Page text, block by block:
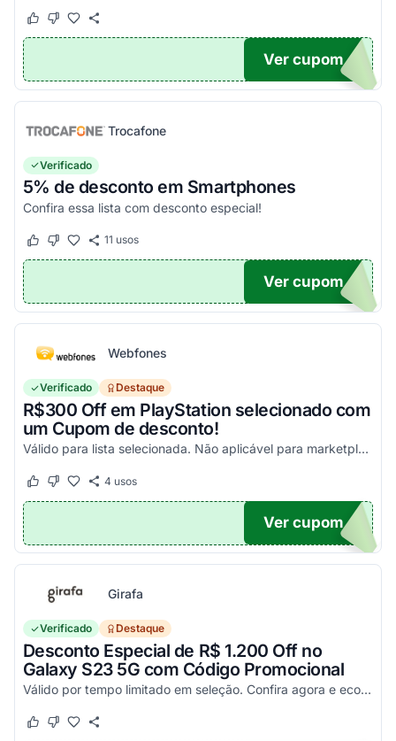
Este cupom funcionou
Este cupom não funcionou
10
Ver cupom
Trocafone
Verificado
5% de desconto em Smartphones
Confira essa lista com desconto especial!
Este cupom funcionou
Este cupom não funcionou
11 usos
OFF
Ver cupom
Webfones
Verificado Destaque
R$300 Off em PlayStation selecionado com
um Cupom de desconto!
Válido para lista selecionada. Não aplicável para marketplace. Aproveite!
Este cupom funcionou
Este cupom não funcionou
4 usos
FF
Ver cupom
Girafa
Verificado Destaque
Desconto Especial de R$ 1.200 Off no
Galaxy S23 5G com Código Promocional
Válido por tempo limitado em seleção. Confira agora e economize aplicando o seu cupom!
Este cupom funcionou
Este cupom não funcionou